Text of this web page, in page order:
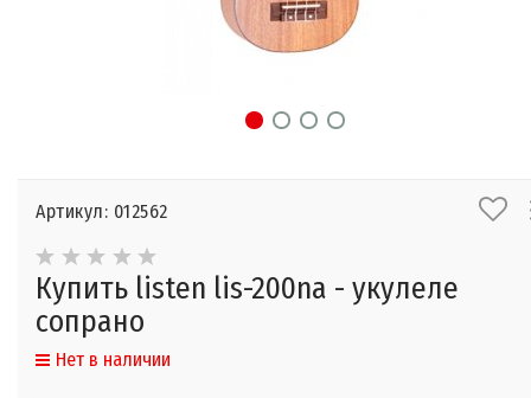
Артикул: 012562
Купить listen lis-200na - укулеле
сопрано
Нет в наличии